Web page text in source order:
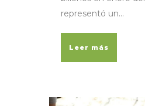
representó un...
Leer más